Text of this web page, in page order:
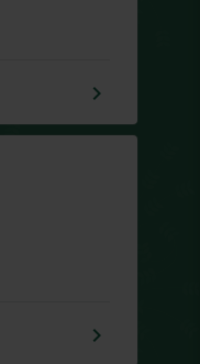
keyboard_arrow_right
keyboard_arrow_right